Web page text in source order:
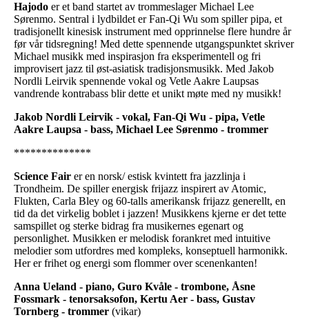
Hajodo er et band startet av trommeslager Michael Lee
Sørenmo. Sentral i lydbildet er Fan-Qi Wu som spiller pipa, et
tradisjonellt kinesisk instrument med opprinnelse flere hundre år
før vår tidsregning! Med dette spennende utgangspunktet skriver
Michael musikk med inspirasjon fra eksperimentell og fri
improvisert jazz til øst-asiatisk tradisjonsmusikk. Med Jakob
Nordli Leirvik spennende vokal og Vetle Aakre Laupsas
vandrende kontrabass blir dette et unikt møte med ny musikk!
Jakob Nordli Leirvik - vokal, Fan-Qi Wu - pipa, Vetle
Aakre Laupsa - bass, Michael Lee Sørenmo - trommer
**************
Science Fair er en norsk/ estisk kvintett fra jazzlinja i
Trondheim. De spiller energisk frijazz inspirert av Atomic,
Flukten, Carla Bley og 60-talls amerikansk frijazz generellt, en
tid da det virkelig boblet i jazzen! Musikkens kjerne er det tette
samspillet og sterke bidrag fra musikernes egenart og
personlighet. Musikken er melodisk forankret med intuitive
melodier som utfordres med kompleks, konseptuell harmonikk.
Her er frihet og energi som flommer over scenenkanten!
Anna Ueland - piano, Guro Kvåle - trombone, Åsne
Fossmark - tenorsaksofon, Kertu Aer - bass, Gustav
Tornberg - trommer (vikar)